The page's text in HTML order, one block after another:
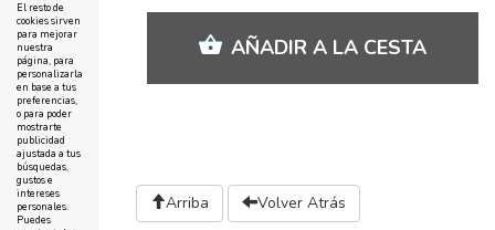
AÑADIR A LA CESTA
Arriba Volver Atrás
El resto de
cookies sirven
para mejorar
nuestra
página, para
personalizarla
en base a tus
preferencias,
o para poder
mostrarte
publicidad
ajustada a tus
búsquedas,
gustos e
intereses
personales.
Puedes